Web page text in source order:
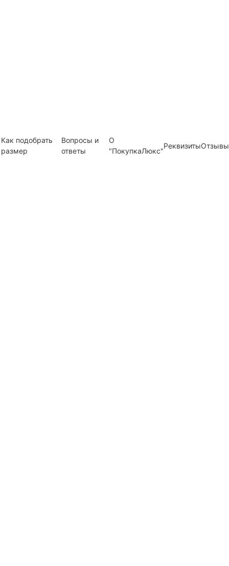
Как подобрать
размер
Вопросы и
ответы
О
"ПокупкаЛюкс"
РеквизитыОтзывы